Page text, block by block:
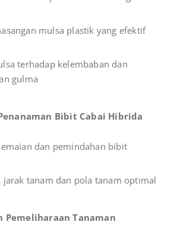
mulsa plastik yang efektif
terhadap kelembaban dan
gulma
Bibit Cabai Hibrida
dan pemindahan bibit
jarak tanam dan pola tanam optimal
Pemeliharaan Tanaman